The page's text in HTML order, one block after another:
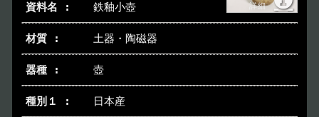
鉄釉小壺
土器・陶磁器
壺
日本産